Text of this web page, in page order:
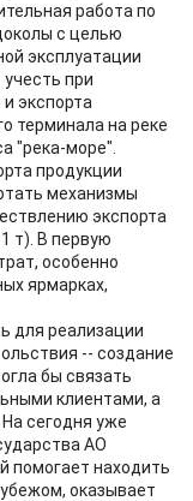
работа по
с целью
эксплуатации
при
экспорта
терминала на реке
"река-море".
продукции
механизмы
экспорта
т). В первую
особенно
ярмарках,
для реализации
-- создание
бы связать
клиентами, а
сегодня уже
АО
помогает находить
оказывает